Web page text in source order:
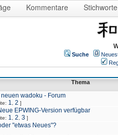
Kommentare Stichworte
Suche
Thema
wadoku - Forum
1 2 ]
EPWING-Version verfügbar
1 2 3 ]
"etwas Neues"?